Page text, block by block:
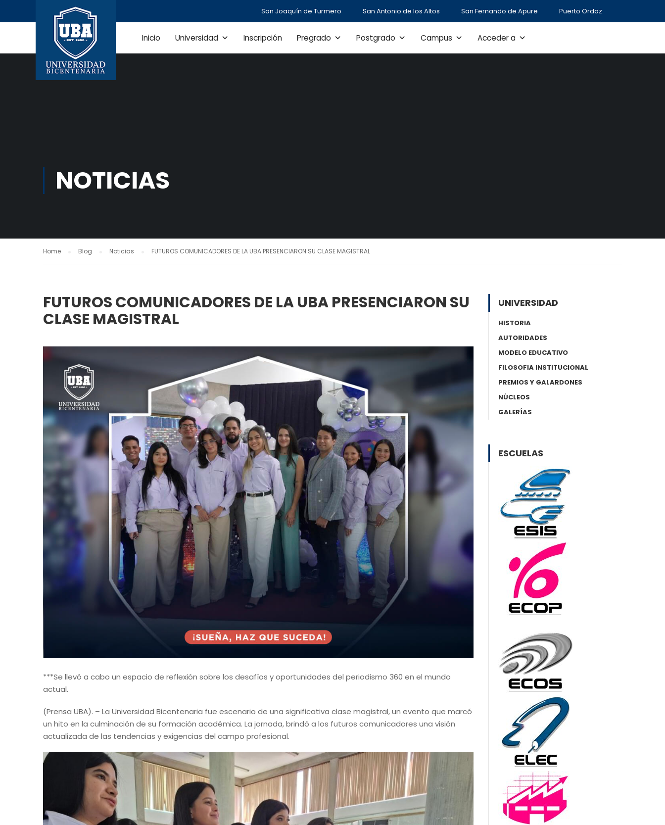
San Joaquín de Turmero San Antonio de los Altos San Fernando de Apure Puerto Ordaz
Inicio Universidad Inscripción Pregrado Postgrado Campus Acceder a
NOTICIAS
Home Blog Noticias FUTUROS COMUNICADORES DE LA UBA PRESENCIARON SU CLASE MAGISTRAL
FUTUROS COMUNICADORES DE LA UBA PRESENCIARON SU
CLASE MAGISTRAL
***Se llevó a cabo un espacio de reflexión sobre los desafíos y oportunidades del periodismo 360 en el mundo
actual.
(Prensa UBA). – La Universidad Bicentenaria fue escenario de una significativa clase magistral, un evento que marcó
un hito en la culminación de su formación académica. La jornada, brindó a los futuros comunicadores una visión
actualizada de las tendencias y exigencias del campo profesional.
UNIVERSIDAD
HISTORIA
AUTORIDADES
MODELO EDUCATIVO
FILOSOFIA INSTITUCIONAL
PREMIOS Y GALARDONES
NÚCLEOS
GALERÍAS
ESCUELAS